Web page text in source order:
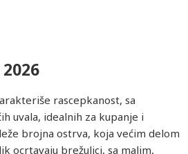
2026
rascepkanost, sa
uvala, idealnih za kupanje i
brojna ostrva, koja većim delom
ocrtavaju brežuljci, sa malim,